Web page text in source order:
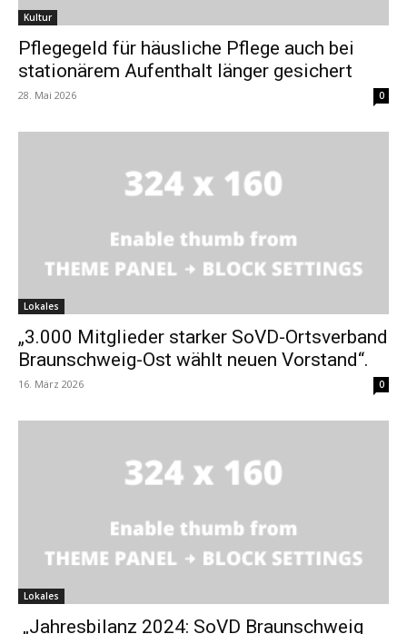
Kultur
Pflegegeld für häusliche Pflege auch bei
stationärem Aufenthalt länger gesichert
28. Mai 2026 0
Lokales
„3.000 Mitglieder starker SoVD-Ortsverband
Braunschweig-Ost wählt neuen Vorstand“.
16. März 2026 0
Lokales
„Jahresbilanz 2024: SoVD Braunschweig